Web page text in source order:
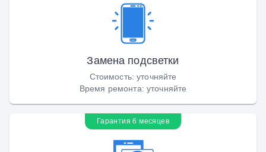
Замена подсветки
Стоимость:уточняйте
Время ремонта: уточняйте
Гарантия 6 месяцев